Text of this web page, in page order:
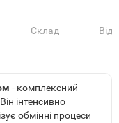
Склад
- комплексний
інтенсивно
обмінні процеси